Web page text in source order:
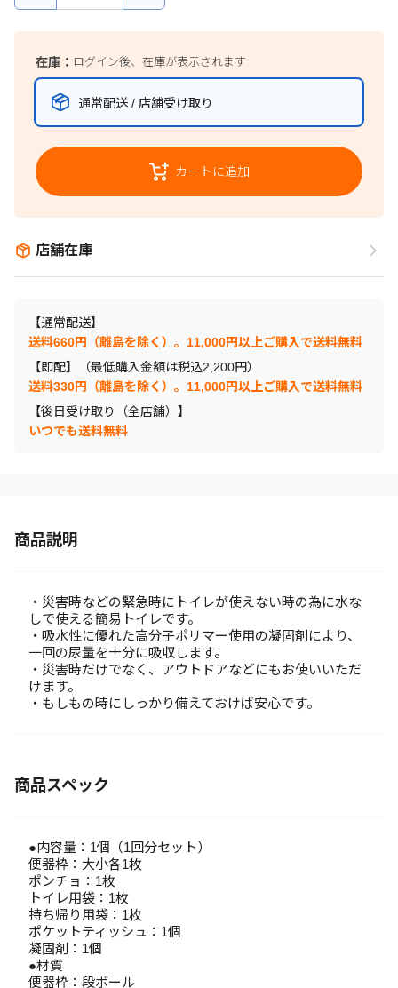
在庫： ログイン後、在庫が表示されます
通常配送 / 店舗受け取り
カートに追加
店舗在庫
【通常配送】
送料660円（離島を除く）。11,000円以上ご購入で送料無料
【即配】（最低購入金額は税込2,200円）
送料330円（離島を除く）。11,000円以上ご購入で送料無料
【後日受け取り（全店舗）】
いつでも送料無料
商品説明
・災害時などの緊急時にトイレが使えない時の為に水な
しで使える簡易トイレです。
・吸水性に優れた高分子ポリマー使用の凝固剤により、
一回の尿量を十分に吸収します。
・災害時だけでなく、アウトドアなどにもお使いいただ
けます。
・もしもの時にしっかり備えておけば安心です。
商品スペック
●内容量：1個（1回分セット）
便器枠：大小各1枚
ポンチョ：1枚
トイレ用袋：1枚
持ち帰り用袋：1枚
ポケットティッシュ：1個
凝固剤：1個
●材質
便器枠：段ボール